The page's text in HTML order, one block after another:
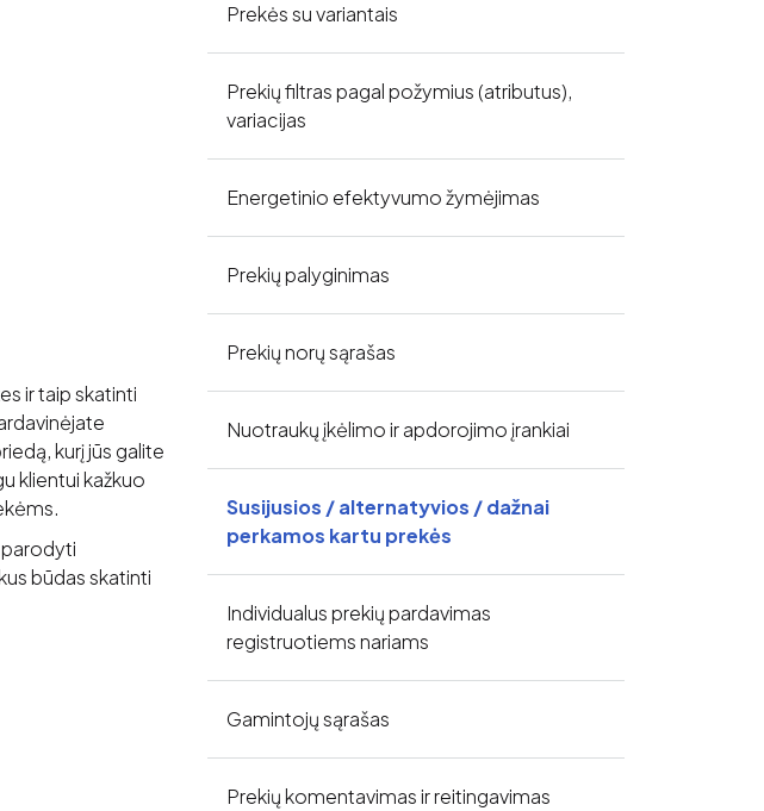
ir taip skatinti
kurį jūs galite
klientui kažkuo
parodyti
būdas skatinti
Prekės su variantais
Prekių filtras pagal požymius (atributus),
variacijas
Energetinio efektyvumo žymėjimas
Prekių palyginimas
Prekių norų sąrašas
Nuotraukų įkėlimo ir apdorojimo įrankiai
Susijusios / alternatyvios / dažnai
perkamos kartu prekės
Individualus prekių pardavimas
registruotiems nariams
Gamintojų sąrašas
Prekių komentavimas ir reitingavimas